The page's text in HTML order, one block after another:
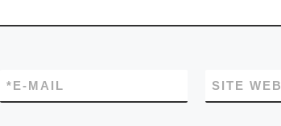
E-MAIL
* SITE WEB